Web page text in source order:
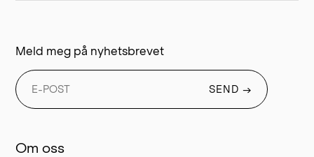
Om oss
Meld meg på nyhetsbrevet
SEND →